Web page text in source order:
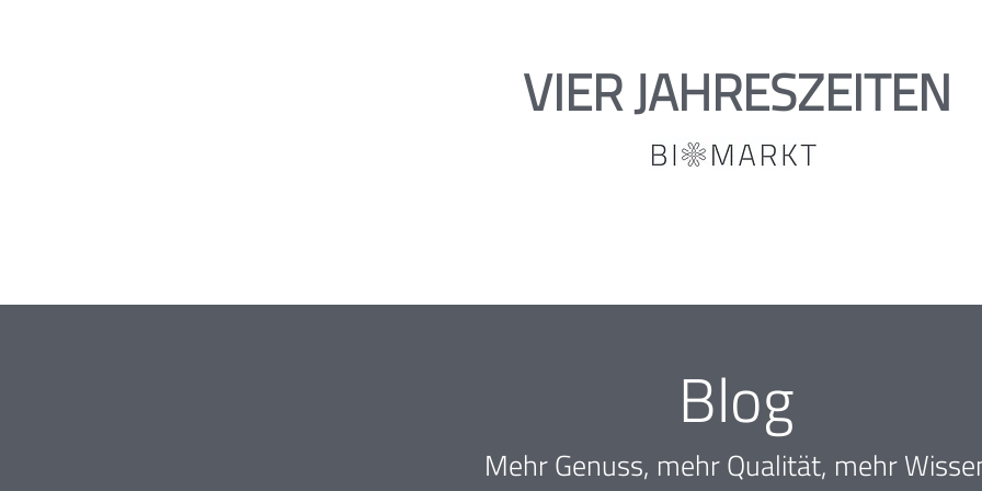
VIER JAHRESZEITEN
Blog
Mehr Genuss, mehr Qualität, mehr